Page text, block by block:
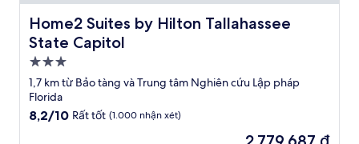
Home2 Suites by Hilton Tallahassee
State Capitol
Home2 Suites by Hilton Tallahassee State Capitol
Nơi
lưu
trú
3.0
1,7 km từ Bảo tàng và Trung tâm Nghiên cứu Lập pháp
Florida
8.2
8,2/10 Rất tốt (1.000 nhận xét)
Giá